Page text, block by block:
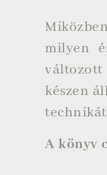
milyen
változott
készen
A könyv